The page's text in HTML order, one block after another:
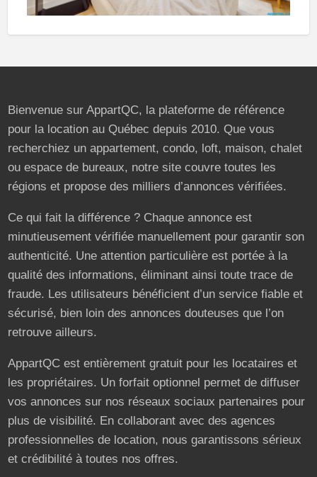
Bienvenue sur AppartQC, la plateforme de référence
pour la location au Québec depuis 2010. Que vous
recherchiez un appartement, condo, loft, maison, chalet
ou espace de bureaux, notre site couvre toutes les
régions et propose des milliers d’annonces vérifiées.
Ce qui fait la différence ? Chaque annonce est
minutieusement vérifiée manuellement pour garantir son
authenticité. Une attention particulière est portée à la
qualité des informations, éliminant ainsi toute trace de
fraude. Les utilisateurs bénéficient d’un service fiable et
sécurisé, bien loin des annonces douteuses que l’on
retrouve ailleurs.
AppartQC est entièrement gratuit pour les locataires et
les propriétaires. Un forfait optionnel permet de diffuser
vos annonces sur nos réseaux sociaux partenaires pour
plus de visibilité. En collaborant avec des agences
professionnelles de location, nous garantissons sérieux
et crédibilité à toutes nos offres.